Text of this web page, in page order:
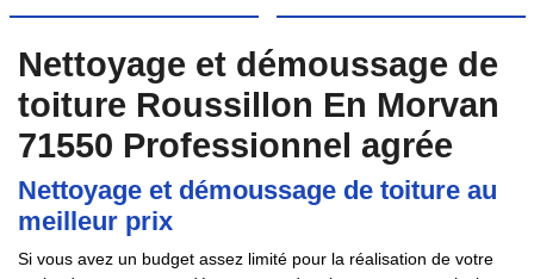
Nettoyage et démoussage de
toiture Roussillon En Morvan
71550 Professionnel agrée
Nettoyage et démoussage de toiture au
meilleur prix
Si vous avez un budget assez limité pour la réalisation de votre